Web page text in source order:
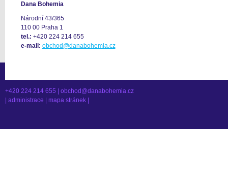
Dana Bohemia
Národní 43/365
110 00 Praha 1
tel.: +420 224 214 655
e-mail: obchod@danabohemia.cz
+420 224 214 655 | obchod@danabohemia.cz
administrace mapa stránek|